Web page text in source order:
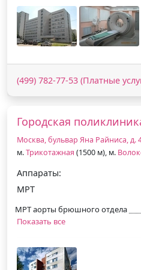
(499) 782-77-53 (Платные
Городская
Москва, бульвар Яна Райниса, д.
м.Трикотажная (1500 м), м.
Аппараты:
МРТ
МРТ аорты брюшного отдела
Показать все